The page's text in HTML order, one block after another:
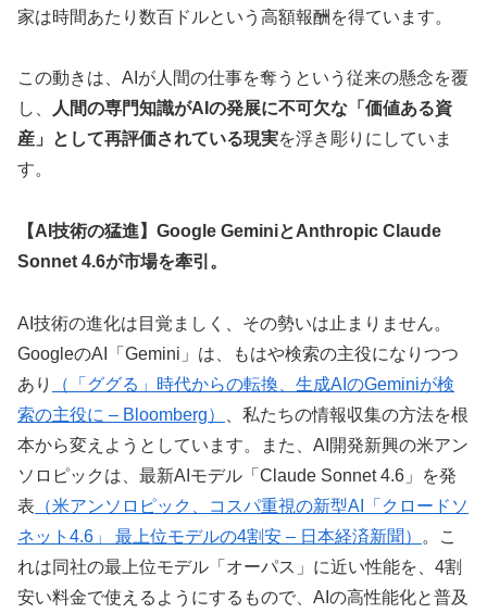
家は時間あたり数百ドルという高額報酬を得ています。
この動きは、AIが人間の仕事を奪うという従来の懸念を覆
し、
人間の専門知識がAIの発展に不可欠な「価値ある資
産」として再評価されている現実を浮き彫りにしていま
す。
【AI技術の猛進】Google GeminiとAnthropic Claude
Sonnet 4.6が市場を牽引。
AI技術の進化は目覚ましく、その勢いは止まりません。
GoogleのAI「Gemini」は、もはや検索の主役になりつつ
あり
（「ググる」時代からの転換、生成AIのGeminiが検
索の主役に – Bloomberg）
、私たちの情報収集の方法を根
本から変えようとしています。また、AI開発新興の米アン
ソロピックは、最新AIモデル「Claude Sonnet 4.6」を発
表 （米アンソロピック、コスパ重視の新型AI「クロードソ
ネット4.6」 最上位モデルの4割安 – 日本経済新聞）
。こ
れは同社の最上位モデル「オーパス」に近い性能を、4割
安い料金で使えるようにするもので、AIの高性能化と普及